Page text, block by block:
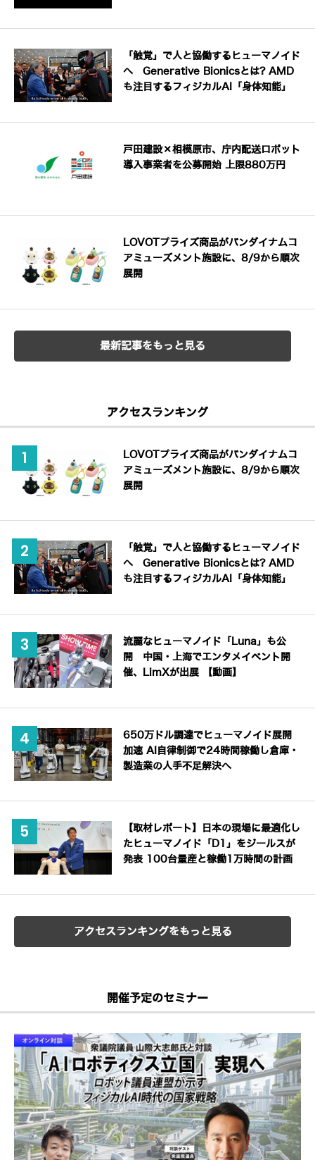
「触覚」で人と協働するヒューマノイド
へ Generative Bionicsとは? AMD
も注目するフィジカルAI「身体知能」
戸田建設×相模原市、庁内配送ロボット
導入事業者を公募開始 上限880万円
LOVOTプライズ商品がバンダイナムコ
アミューズメント施設に、8/9から順次
展開
最新記事をもっと見る
アクセスランキング
LOVOTプライズ商品がバンダイナムコ
アミューズメント施設に、8/9から順次
展開
「触覚」で人と協働するヒューマノイド
へ Generative Bionicsとは? AMD
も注目するフィジカルAI「身体知能」
流麗なヒューマノイド「Luna」も公
開 中国・上海でエンタメイベント開
催、LimXが出展 【動画】
650万ドル調達でヒューマノイド展開
加速 AI自律制御で24時間稼働し倉庫・
製造業の人手不足解決へ
【取材レポート】日本の現場に最適化し
たヒューマノイド「D1」をジールスが
発表 100台量産と稼働1万時間の計画
アクセスランキングをもっと見る
開催予定のセミナー